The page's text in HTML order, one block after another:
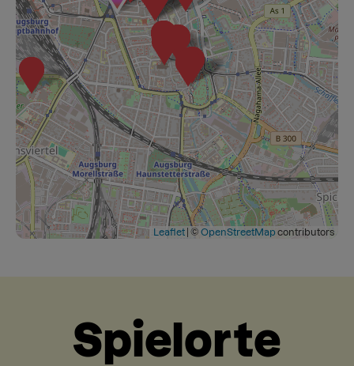
Leaflet © OpenStreetMap contributors
Spielorte